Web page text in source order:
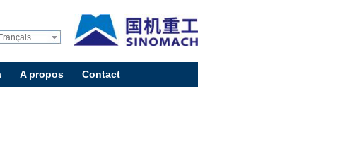
Français
A propos Contact